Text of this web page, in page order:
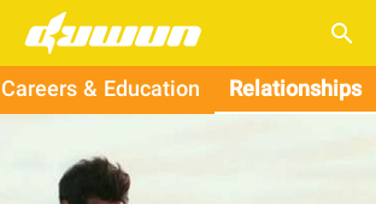
search
Careers & Education Relationships